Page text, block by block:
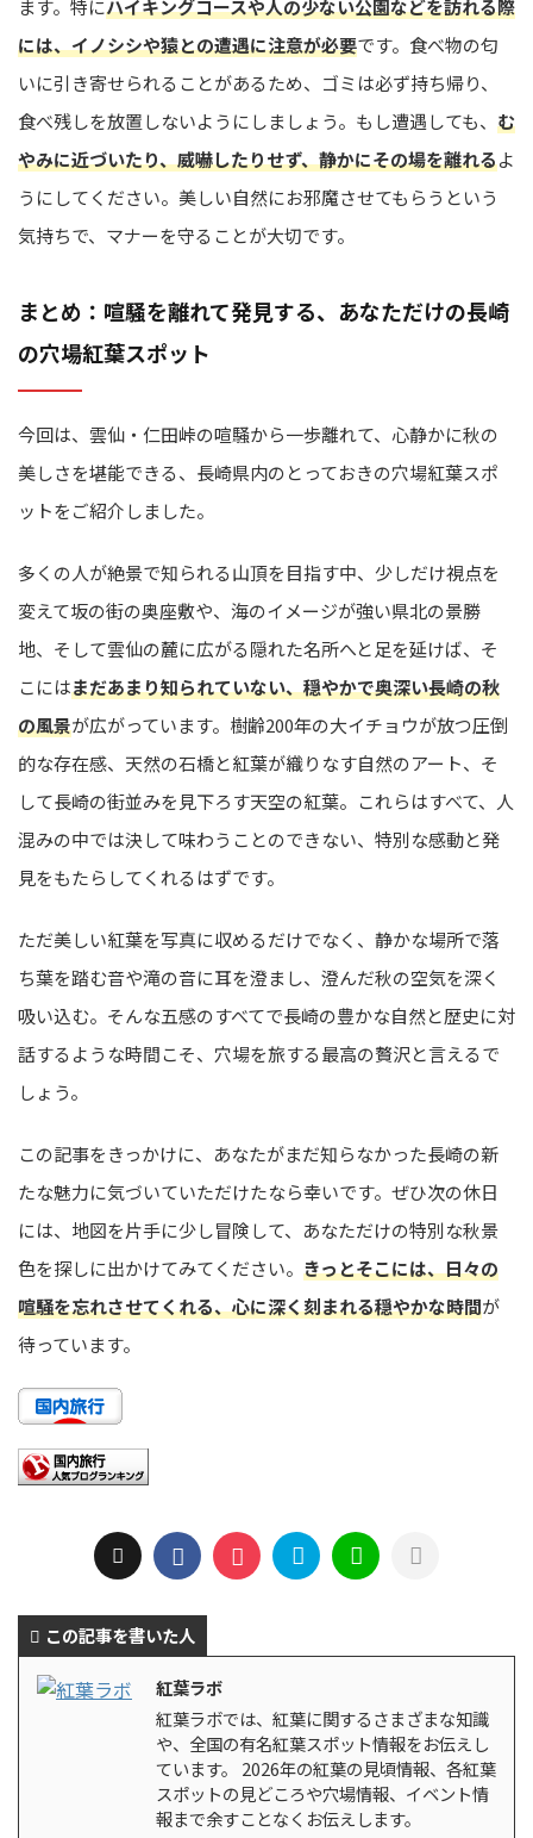
ます。特にハイキングコースや人の少ない公園などを訪れる際
には、イノシシや猿との遭遇に注意が必要です。食べ物の匂
いに引き寄せられることがあるため、ゴミは必ず持ち帰り、
食べ残しを放置しないようにしましょう。もし遭遇しても、 む
やみに近づいたり、威嚇したりせず、静かにその場を離れるよ
うにしてください。美しい自然にお邪魔させてもらうという
気持ちで、マナーを守ることが大切です。
まとめ：喧騒を離れて発見する、あなただけの長崎
の穴場紅葉スポット
今回は、雲仙・仁田峠の喧騒から一歩離れて、心静かに秋の
美しさを堪能できる、長崎県内のとっておきの穴場紅葉スポ
ットをご紹介しました。
多くの人が絶景で知られる山頂を目指す中、少しだけ視点を
変えて坂の街の奥座敷や、海のイメージが強い県北の景勝
地、そして雲仙の麓に広がる隠れた名所へと足を延けば、そ
こにはまだあまり知られていない、穏やかで奥深い長崎の秋
の風景が広がっています。樹齢200年の大イチョウが放つ圧倒
的な存在感、天然の石橋と紅葉が織りなす自然のアート、そ
して長崎の街並みを見下ろす天空の紅葉。これらはすべて、人
混みの中では決して味わうことのできない、特別な感動と発
見をもたらしてくれるはずです。
ただ美しい紅葉を写真に収めるだけでなく、静かな場所で落
ち葉を踏む音や滝の音に耳を澄まし、澄んだ秋の空気を深く
吸い込む。そんな五感のすべてで長崎の豊かな自然と歴史に対
話するような時間こそ、穴場を旅する最高の贅沢と言えるで
しょう。
この記事をきっかけに、あなたがまだ知らなかった長崎の新
たな魅力に気づいていただけたなら幸いです。ぜひ次の休日
には、地図を片手に少し冒険して、あなただけの特別な秋景
色を探しに出かけてみてください。 きっとそこには、日々の
喧騒を忘れさせてくれる、心に深く刻まれる穏やかな時間が
待っています。
この記事を書いた人
紅葉ラボ
紅葉ラボでは、紅葉に関するさまざまな知識
や、全国の有名紅葉スポット情報をお伝えし
ています。 2026年の紅葉の見頃情報、各紅葉
スポットの見どころや穴場情報、イベント情
報まで余すことなくお伝えします。